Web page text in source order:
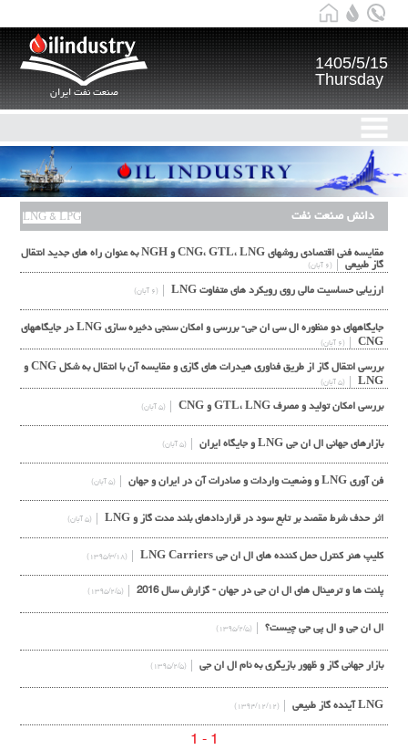
صنعت نفت ایران
1405/5/15
Thursday
دانش صنعت نفت LNG & LPG
مقایسه فنی اقتصادی روشهای CNG، GTL، LNG و NGH به عنوان راه های جدید انتقال
گاز طبیعی
(۶ آبان)
ارزیابی حساسیت مالی روی رویکرد های متفاوت LNG (۶ آبان)
جایگاههای دو منظوره ال سی ان جی- بررسی و امکان سنجی دخیره سازی LNG در جایگاههای
CNG
(۶ آبان)
بررسی انتقال گاز از طریق فناوری هیدرات های گازی و مقایسه آن با انتقال به شکل CNG و
LNG
(۵ آبان)
بررسی امکان تولید و مصرف GTL، LNG و CNG (۵ آبان)
بازارهای جهانی ال ان جی LNG و جایگاه ایران (۵ آبان)
فن آوری LNG و وضعیت واردات و صادرات آن در ایران و جهان (۵ آبان)
اثر حدف شرط مقصد بر تابع سود در قراردادهای بلند مدت گاز و LNG (۵ آبان)
کلیپ هنر کنترل حمل کننده های ال ان جی LNG Carriers (۱۳۹۵/۳/۱۸)
پلنت ها و ترمینال های ال ان جی در جهان - گزارش سال 2016 (۱۳۹۵/۲/۵)
ال ان جی و ال پی جی چیست؟ (۱۳۹۵/۲/۵)
بازار جهانی گاز و ظهور بازیگری به نام ال ان جی (۱۳۹۵/۲/۵)
LNG آینده گاز طبیعی (۱۳۹۴/۱۲/۱۲)
1 - 1